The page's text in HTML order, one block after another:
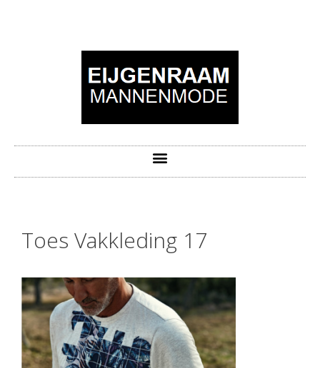
Toes Vakkleding 17